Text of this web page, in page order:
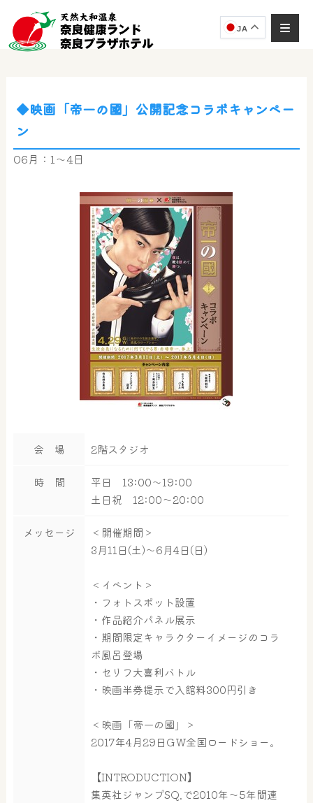
JA
◆映画「帝一の國」公開記念コラボキャンペー
ン
06月：1～4日
会 場 2階スタジオ
時 間
平日 13:00～19:00
土日祝 12:00～20:00
メッセージ
＜開催期間＞
3月11日(土)～6月4日(日)
＜イベント＞
・フォトスポット設置
・作品紹介パネル展示
・期間限定キャラクターイメージのコラ
ボ風呂登場
・セリフ大喜利バトル
・映画半券提示で入館料300円引き
＜映画「帝一の國」＞
2017年4月29日GW全国ロードショー。
【INTRODUCTION】
集英社ジャンプSQ.で2010年～5年間連